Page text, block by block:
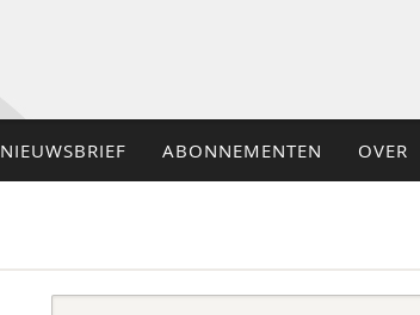
NIEUWSBRIEF ABONNEMENTEN OVER